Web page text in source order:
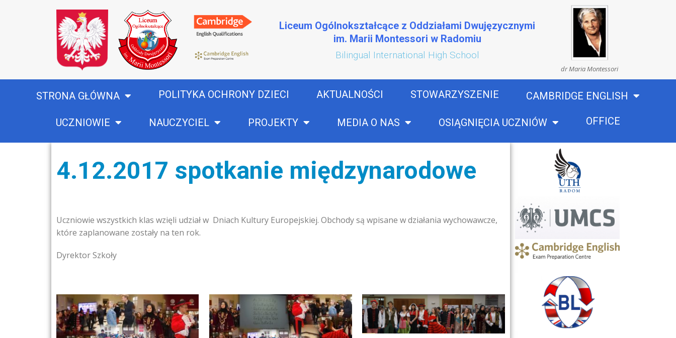
Liceum Ogólnokształcące z Oddziałami Dwujęzycznymi
im. Marii Montessori w Radomiu
Bilingual International High School
dr Maria Montessori
STRONA GŁÓWNA POLITYKA OCHRONY DZIECI AKTUALNOŚCI STOWARZYSZENIE CAMBRIDGE ENGLISH
UCZNIOWIE NAUCZYCIEL PROJEKTY MEDIA O NAS OSIĄGNIĘCIA UCZNIÓW OFFICE
4.12.2017 spotkanie międzynarodowe
Uczniowie wszystkich klas wzięli udział w Dniach Kultury Europejskiej. Obchody są wpisane w działania wychowawcze,
które zaplanowane zostały na ten rok.
Dyrektor Szkoły